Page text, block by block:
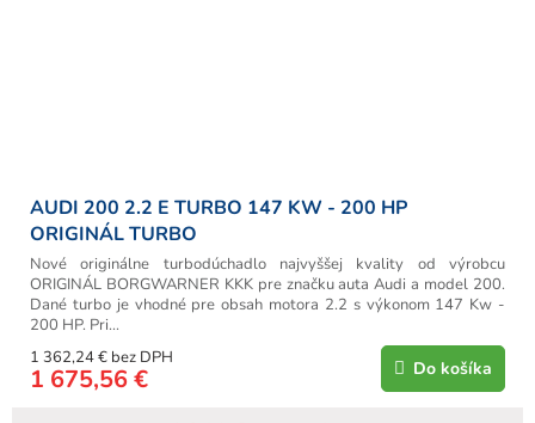
AUDI 200 2.2 E TURBO 147 KW - 200 HP
ORIGINÁL TURBO
1 362,24 € bez DPH
1 675,56 € Do košíka
Nové originálne turbodúchadlo najvyššej kvality od výrobcu
ORIGINÁL BORGWARNER KKK pre značku auta Audi a model 200.
Dané turbo je vhodné pre obsah motora 2.2 s výkonom 147 Kw -
200 HP. Pri...